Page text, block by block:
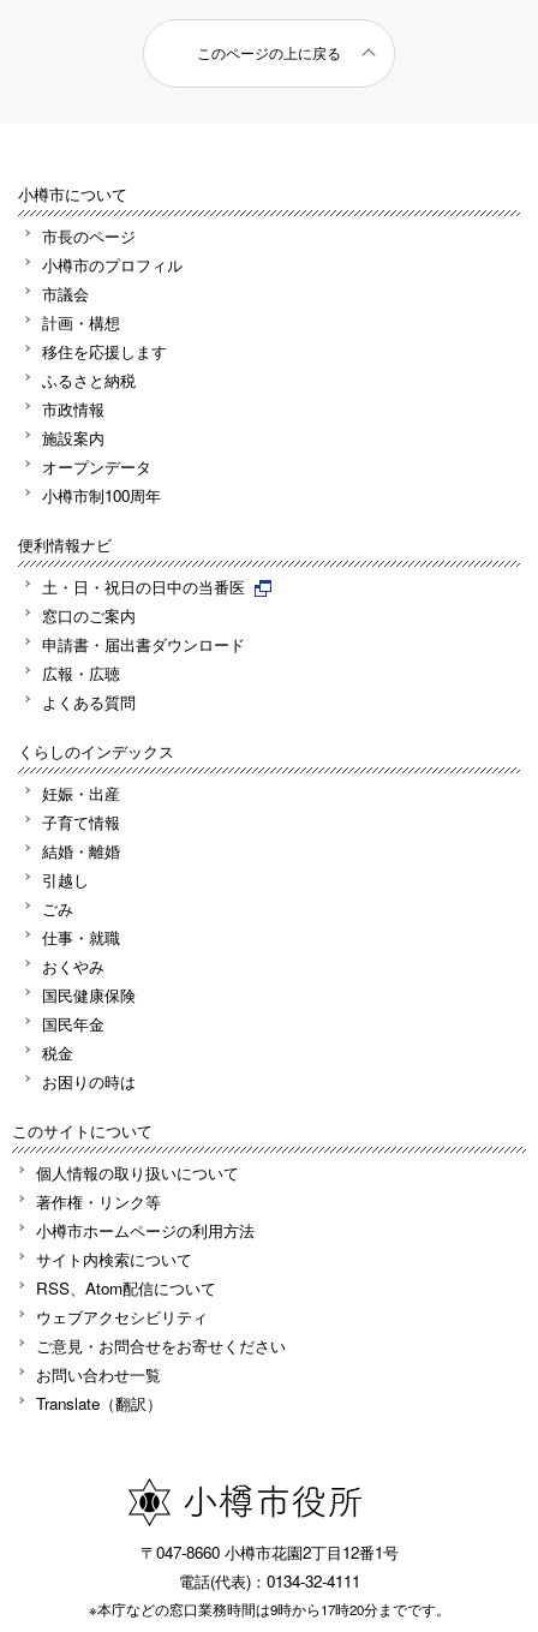
このページの上に戻る
小樽市について
市長のページ
小樽市のプロフィル
市議会
計画・構想
移住を応援します
ふるさと納税
市政情報
施設案内
オープンデータ
小樽市制100周年
便利情報ナビ
土・日・祝日の日中の当番医
窓口のご案内
申請書・届出書ダウンロード
広報・広聴
よくある質問
くらしのインデックス
妊娠・出産
子育て情報
結婚・離婚
引越し
ごみ
仕事・就職
おくやみ
国民健康保険
国民年金
税金
お困りの時は
このサイトについて
個人情報の取り扱いについて
著作権・リンク等
小樽市ホームページの利用方法
サイト内検索について
RSS、Atom配信について
ウェブアクセシビリティ
ご意見・お問合せをお寄せください
お問い合わせ一覧
Translate（翻訳）
〒047-8660 小樽市花園2丁目12番1号
電話(代表)：0134-32-4111
※本庁などの窓口業務時間は9時から17時20分までです。